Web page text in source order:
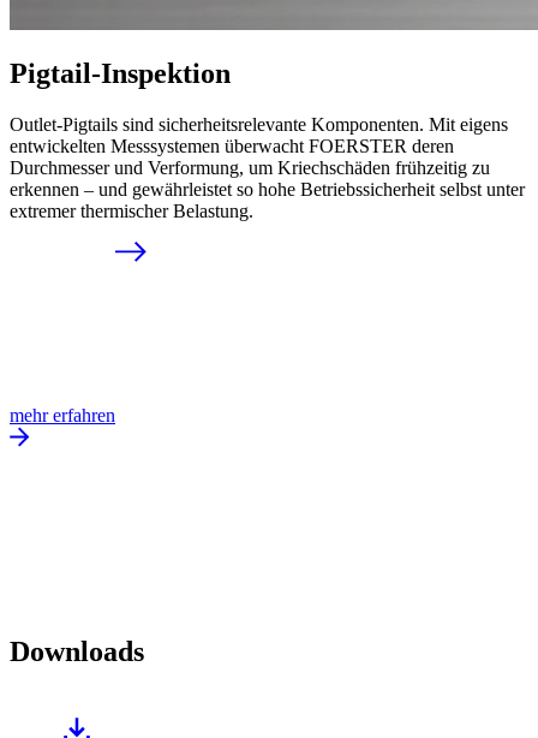
Pigtail-Inspektion
Outlet-Pigtails sind sicherheitsrelevante Komponenten. Mit eigens
entwickelten Messsystemen überwacht FOERSTER deren
Durchmesser und Verformung, um Kriechschäden frühzeitig zu
erkennen – und gewährleistet so hohe Betriebssicherheit selbst unter
extremer thermischer Belastung.
mehr erfahren
Downloads